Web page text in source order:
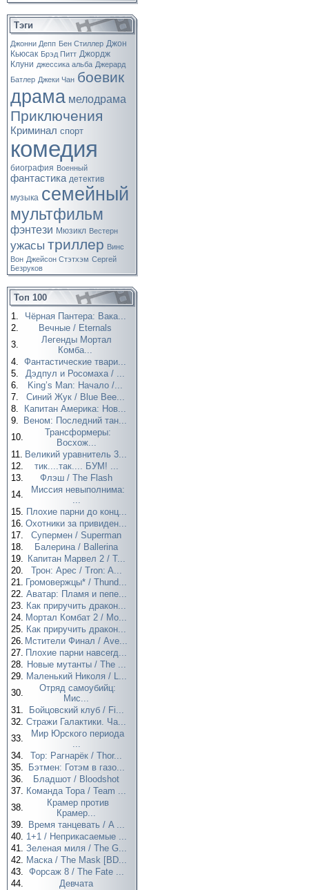
Тэги
Джонни Депп Бен Стиллер Джон
Кьюсак Брэд Питт Джордж
Клуни джессика альба Джерард
Батлер Джеки Чан боевик
драма мелодрама
Приключения
Криминал спорт
комедия
биография Военный
фантастика детектив
музыка семейный
мультфильм
фэнтези Мюзикл Вестерн
ужасы триллер Винс
Вон Джейсон Стэтхэм Сергей
Безруков
Топ 100
1.
Чёрная Пантера: Вака...
2.
Вечные / Eternals
3.
Легенды Мортал
Комба...
4. Фантастические твари...
5.
Дэдпул и Росомаха / ...
6.
King’s Man: Начало /...
7.
Синий Жук / Blue Bee...
8.
Капитан Америка: Нов...
9.
Веном: Последний тан...
10.
Трансформеры:
Восхож...
11. Великий уравнитель 3...
12.
тик....так.... БУМ! ...
13.
Флэш / The Flash
14.
Миссия невыполнима:
...
15. Плохие парни до конц...
16. Охотники за привиден...
17.
Супермен / Superman
18.
Балерина / Ballerina
19. Капитан Марвел 2 / T...
20.
Трон: Арес / Tron: A...
21. Громовержцы* / Thund...
22. Аватар: Пламя и пепе...
23. Как приручить дракон...
24. Мортал Комбат 2 / Mo...
25. Как приручить дракон...
26. Мстители Финал / Ave...
27. Плохие парни навсегд...
28. Новые мутанты / The ...
29. Маленький Николя / L...
30.
Отряд самоубийц:
Мис...
31.
Бойцовский клуб / Fi...
32. Стражи Галактики. Ча...
33.
Мир Юрского периода
...
34.
Тор: Рагнарёк / Thor...
35.
Бэтмен: Готэм в газо...
36.
Бладшот / Bloodshot
37. Команда Тора / Team ...
38.
Крамер против
Крамер...
39.
Время танцевать / A ...
40. 1+1 / Неприкасаемые ...
41. Зеленая миля / The G...
42. Маска / The Mask [BD...
43. Форсаж 8 / The Fate ...
44.
Девчата